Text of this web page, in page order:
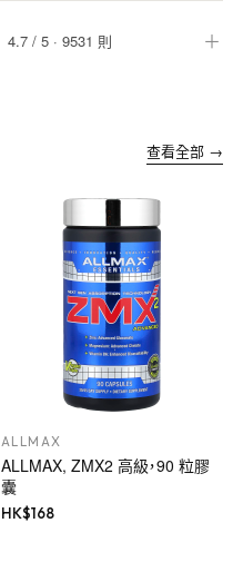
4.7 /5 ·9531 則 ＋
查看全部 →
ALLMAX
ALLMAX, ZMX2 高級，90 粒膠
囊
HK$168